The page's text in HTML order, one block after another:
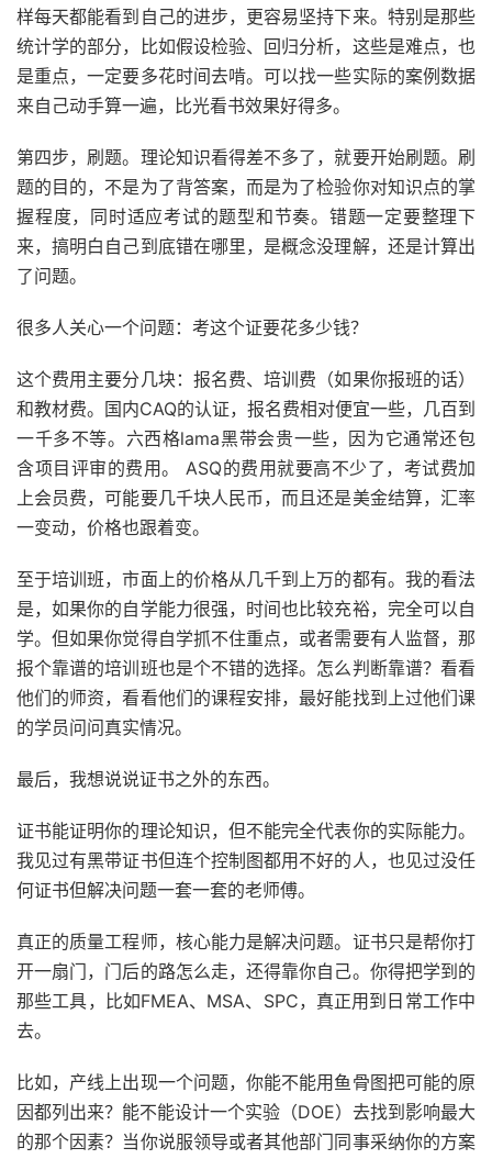
样每天都能看到自己的进步，更容易坚持下来。特别是那些
统计学的部分，比如假设检验、回归分析，这些是难点，也
是重点，一定要多花时间去啃。可以找一些实际的案例数据
来自己动手算一遍，比光看书效果好得多。
第四步，刷题。理论知识看得差不多了，就要开始刷题。刷
题的目的，不是为了背答案，而是为了检验你对知识点的掌
握程度，同时适应考试的题型和节奏。错题一定要整理下
来，搞明白自己到底错在哪里，是概念没理解，还是计算出
了问题。
很多人关心一个问题：考这个证要花多少钱？
这个费用主要分几块：报名费、培训费（如果你报班的话）
和教材费。国内CAQ的认证，报名费相对便宜一些，几百到
一千多不等。六西格lama黑带会贵一些，因为它通常还包
含项目评审的费用。 ASQ的费用就要高不少了，考试费加
上会员费，可能要几千块人民币，而且还是美金结算，汇率
一变动，价格也跟着变。
至于培训班，市面上的价格从几千到上万的都有。我的看法
是，如果你的自学能力很强，时间也比较充裕，完全可以自
学。但如果你觉得自学抓不住重点，或者需要有人监督，那
报个靠谱的培训班也是个不错的选择。怎么判断靠谱？看看
他们的师资，看看他们的课程安排，最好能找到上过他们课
的学员问问真实情况。
最后，我想说说证书之外的东西。
证书能证明你的理论知识，但不能完全代表你的实际能力。
我见过有黑带证书但连个控制图都用不好的人，也见过没任
何证书但解决问题一套一套的老师傅。
真正的质量工程师，核心能力是解决问题。证书只是帮你打
开一扇门，门后的路怎么走，还得靠你自己。你得把学到的
那些工具，比如FMEA、MSA、SPC，真正用到日常工作中
去。
比如，产线上出现一个问题，你能不能用鱼骨图把可能的原
因都列出来？能不能设计一个实验（DOE）去找到影响最大
的那个因素？当你说服领导或者其他部门同事采纳你的方案